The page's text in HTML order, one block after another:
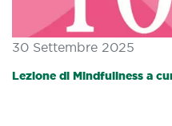
30 Settembre 2025
Lezione di Mindfullness a